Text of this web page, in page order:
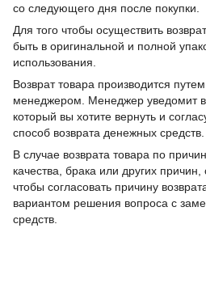
со следующего дня после покупки.
Для того чтобы осуществить
быть в оригинальной и полной
использования.
Возврат товара производится
менеджером. Менеджер уведомит
который вы хотите вернуть и
способ возврата денежных средств.
В случае возврата товара по
качества, брака или других
чтобы согласовать причину
вариантом решения вопроса с
средств.